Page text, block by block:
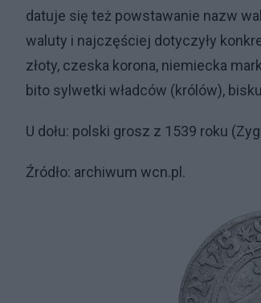
datuje się też powstawanie nazw
waluty i najczęściej dotyczyły
złoty, czeska korona, niemiecka
bito sylwetki władców (królów),
U dołu: polski grosz z 1539 roku
Źródło: archiwum wcn.pl.